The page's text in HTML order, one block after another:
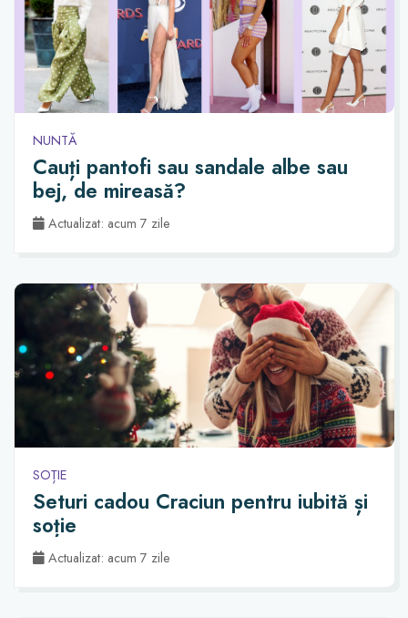
NUNTĂ
Cauți pantofi sau sandale albe sau
bej, de mireasă?
Actualizat: acum 7 zile
SOȚIE
Seturi cadou Craciun pentru iubită și
soție
Actualizat: acum 7 zile